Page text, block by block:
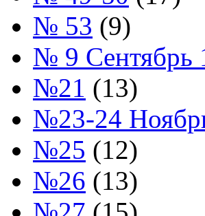
№ 53 (9)
№ 9 Сентябрь
№21 (13)
№23-24
№25 (12)
№26 (13)